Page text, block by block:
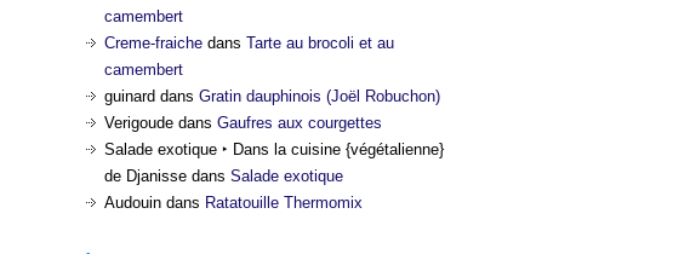
camembert
Creme-fraichedans Tarte au brocoli et au
camembert
guinard dans Gratin dauphinois (Joël Robuchon)
Verigoudedans Gaufres aux courgettes
Salade exotique ‣ Dans la cuisine {végétalienne}
de Djanissedans Salade exotique
Audouindans Ratatouille Thermomix